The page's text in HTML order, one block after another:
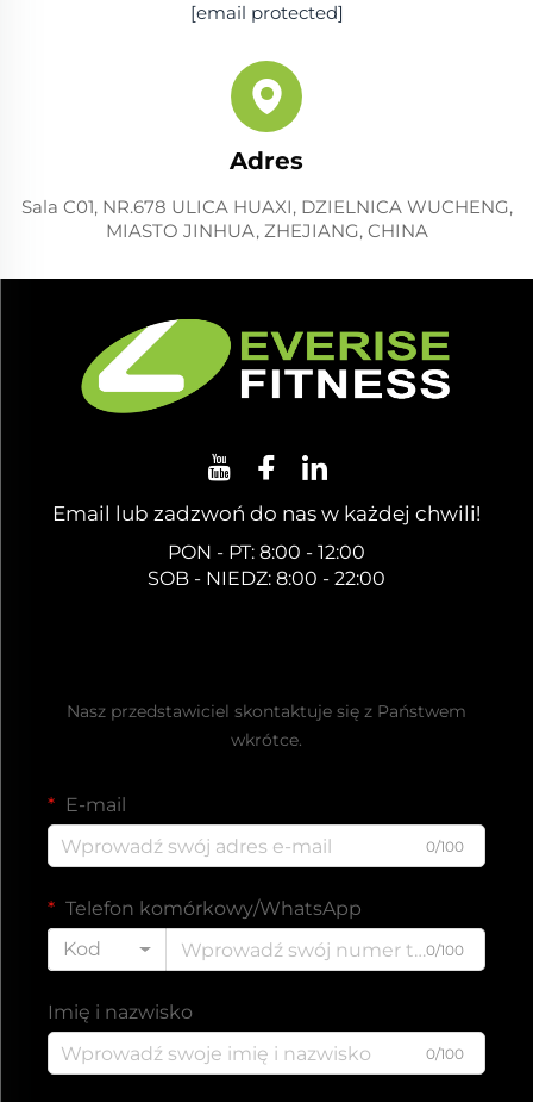
[email protected]
Adres
Sala C01, NR.678 ULICA HUAXI, DZIELNICA WUCHENG,
MIASTO JINHUA, ZHEJIANG, CHINA
Email lub zadzwoń do nas w każdej chwili!
PON - PT: 8:00 - 12:00
SOB - NIEDZ: 8:00 - 22:00
Nasz przedstawiciel skontaktuje się z Państwem
wkrótce.
E-mail
0/100
Telefon komórkowy/WhatsApp
Kod
0/100
Imię i nazwisko
0/100